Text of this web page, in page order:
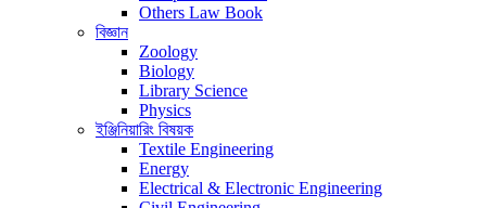
Others Law Book
বিজ্ঞান
Zoology
Biology
Library Science
Physics
ইঞ্জিনিয়ারিং বিষয়ক
Textile Engineering
Energy
Electrical & Electronic Engineering